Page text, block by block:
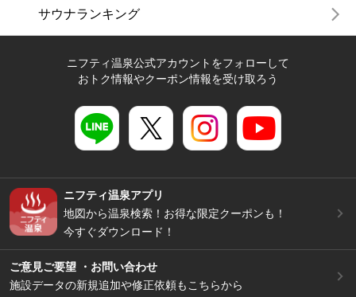
サウナランキング
ニフティ温泉公式アカウントをフォローして
おトク情報やクーポン情報を受け取ろう
ニフティ温泉アプリ
地図から温泉検索！お得な限定クーポンも！
今すぐダウンロード！
ご意見ご要望 ・お問い合わせ
施設データの新規追加や修正依頼もこちらから